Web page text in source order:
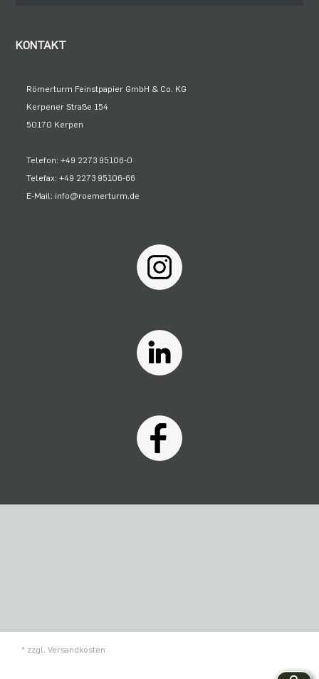
KONTAKT
Römerturm Feinstpapier GmbH & Co. KG
Kerpener Straße 154
50170 Kerpen
Telefon: +49 2273 95106-0
Telefax: +49 2273 95106-66
E-Mail: info@roemerturm.de
* zzgl. Versandkosten